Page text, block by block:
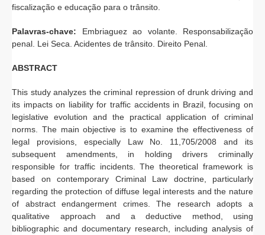
fiscalização e educação para o trânsito.
Palavras-chave: Embriaguez ao volante. Responsabilização
penal. Lei Seca. Acidentes de trânsito. Direito Penal.
ABSTRACT
This study analyzes the criminal repression of drunk driving and
its impacts on liability for traffic accidents in Brazil, focusing on
legislative evolution and the practical application of criminal
norms. The main objective is to examine the effectiveness of
legal provisions, especially Law No. 11,705/2008 and its
subsequent amendments, in holding drivers criminally
responsible for traffic incidents. The theoretical framework is
based on contemporary Criminal Law doctrine, particularly
regarding the protection of diffuse legal interests and the nature
of abstract endangerment crimes. The research adopts a
qualitative approach and a deductive method, using
bibliographic and documentary research, including analysis of